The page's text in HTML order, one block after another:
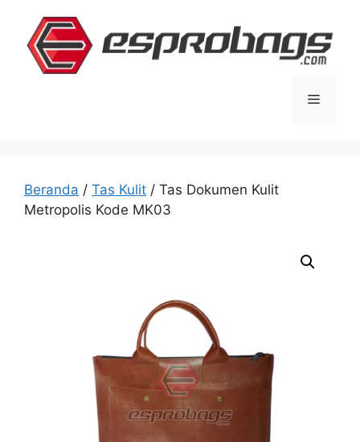
Menu
Beranda / Tas Kulit / Tas Dokumen Kulit
Metropolis Kode MK03